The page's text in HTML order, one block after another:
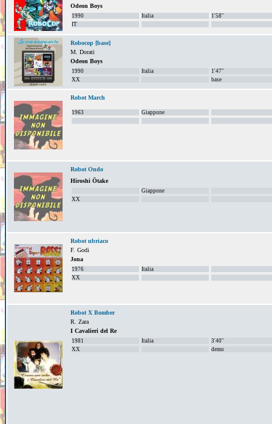
Odeon Boys
1990 Italia
1'58''
IT
Robocop [base]
M. Dorati
Odeon Boys
1990 Italia
1'47''
XX
base
Robot March
1963 Giappone
Robot Ondo
Hiroshi Ōtake
Giappone
XX
Robot ubriaco
F. Godi
Jona
1976
Italia
XX
Robot X Bomber
R. Zara
I Cavalieri del Re
1981 Italia
3'40''
XX
demo